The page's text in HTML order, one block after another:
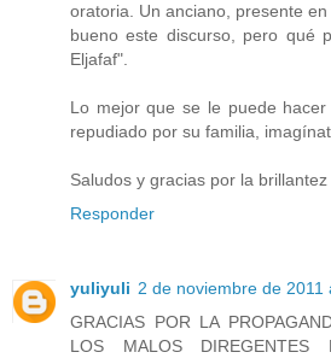
oratoria. Un anciano, presente
bueno este discurso, pero qué
Eljafaf".
Lo mejor que se le puede
repudiado por su familia,
Saludos y gracias por la
Responder
yuliyuli 2 de noviembre de 2011
GRACIAS POR LA
LOS MALOS DIREGENTES